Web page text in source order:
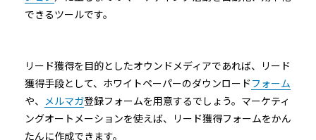
できるツールです。
リード獲得を目的としたオウンドメディアであれば、リード
獲得手段として、ホワイトペーパーのダウンロードフォーム
や、
メルマガ登録フォームを用意するでしょう。マーケティ
ングオートメーションを使えば、リード獲得フォームをかん
たんに作成できます。